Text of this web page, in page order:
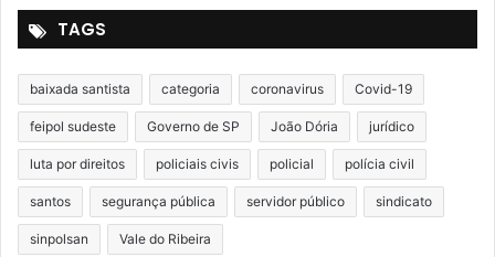
TAGS
baixada santista categoria coronavirus Covid-19
feipol sudeste Governo de SP João Dória jurídico
luta por direitos policiais civis policial polícia civil
santos segurança pública servidor público sindicato
sinpolsan Vale do Ribeira